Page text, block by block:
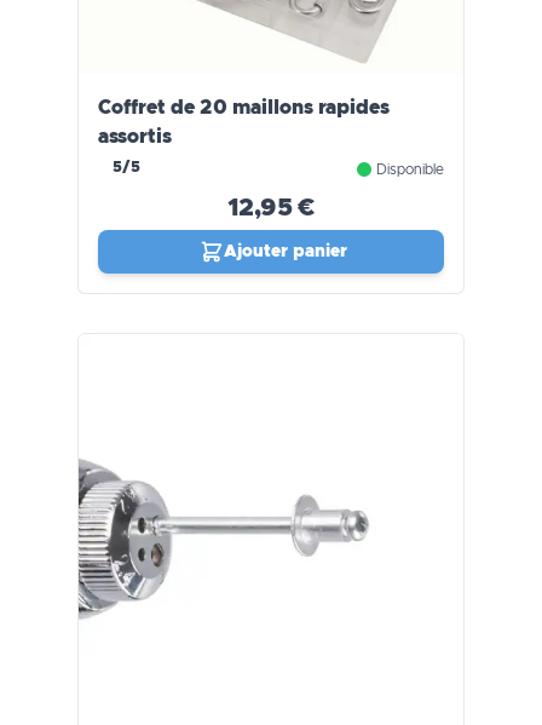
Coffret de 20 maillons rapides
assortis
5/5 Disponible
12,95 €
Ajouter panier